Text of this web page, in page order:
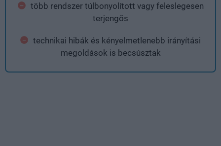
több rendszer túlbonyolított vagy feleslegesen
terjengős
technikai hibák és kényelmetlenebb irányítási
megoldások is becsúsztak